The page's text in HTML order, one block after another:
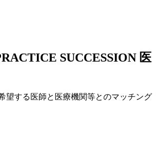
SUCCESSION 医
望する医師と医療機関等とのマッチング